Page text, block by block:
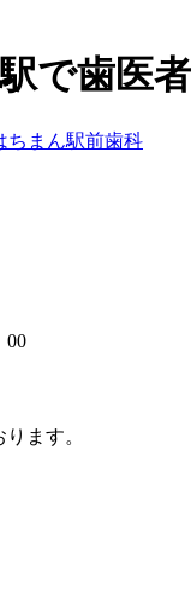
で歯医
00
ます。